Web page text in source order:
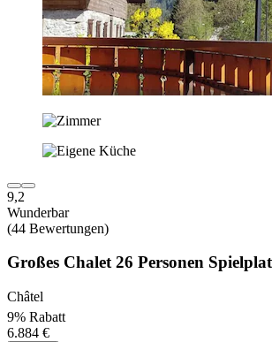
9,2
Wunderbar
(44 Bewertungen)
Großes Chalet 26 Personen
Châtel
9% Rabatt
6.884 €